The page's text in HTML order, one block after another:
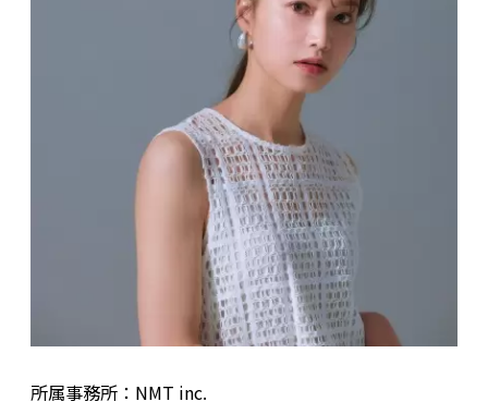
所属事務所：NMT inc.